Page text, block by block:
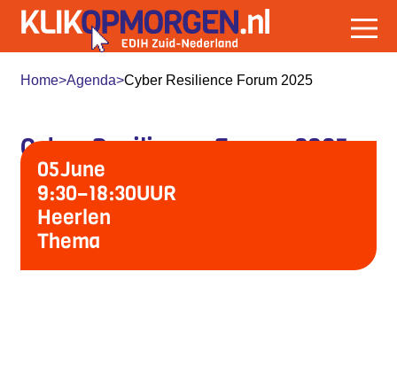
Home>Agenda>Cyber Resilience Forum 2025
Cyber Resilience Forum 2025
05June
9:30–18:30UUR
Heerlen
Thema